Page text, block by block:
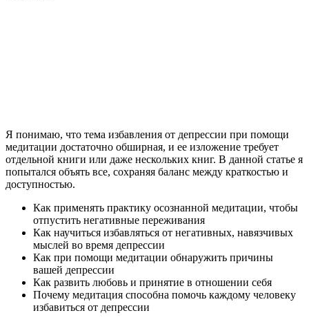
Я понимаю, что тема избавления от депрессии при помощи
медитации достаточно обширная, и ее изложение требует
отдельной книги или даже нескольких книг. В данной статье я
попытался объять все, сохраняя баланс между краткостью и
доступностью.
Как применять практику осознанной медитации, чтобы
отпустить негативные переживания
Как научиться избавляться от негативных, навязчивых
мыслей во время депрессии
Как при помощи медитации обнаружить причины
вашей депрессии
Как развить любовь и принятие в отношении себя
Почему медитация способна помочь каждому человеку
избавиться от депрессии